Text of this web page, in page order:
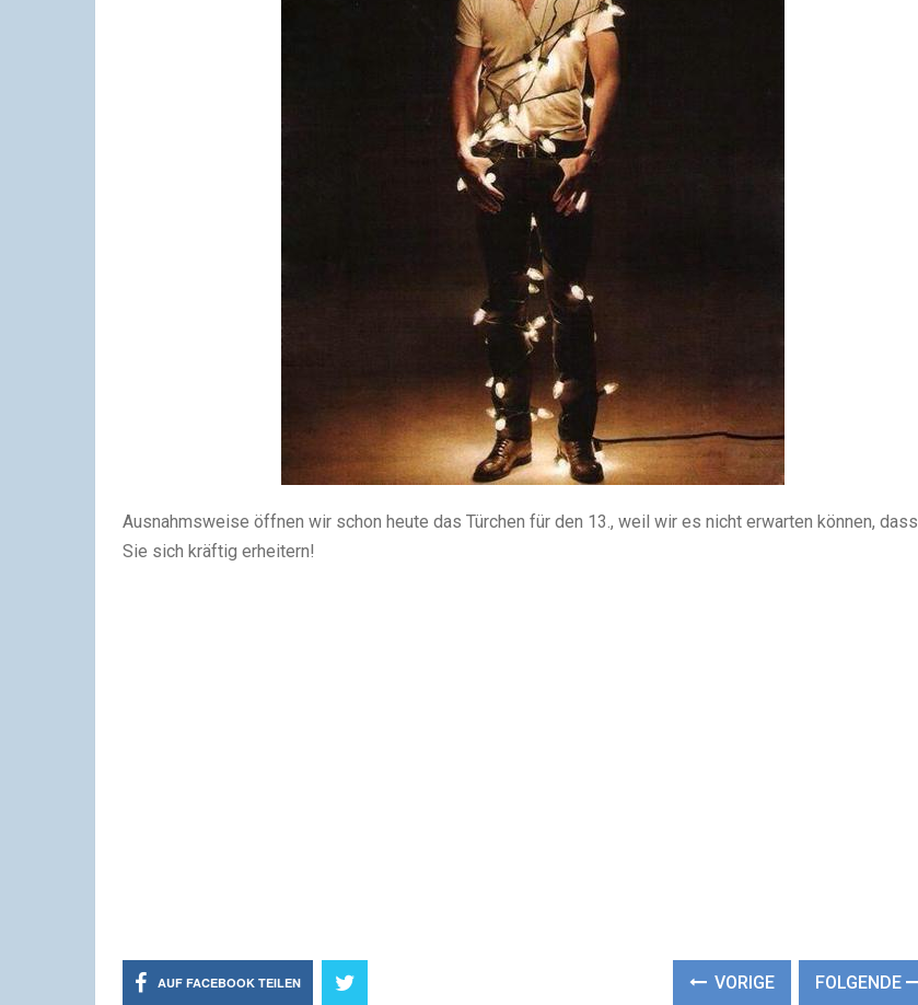
Ausnahmsweise öffnen wir schon heute das Türchen für den 13., weil wir es nicht erwarten können, dass
Sie sich kräftig erheitern!
AUF FACEBOOK TEILEN VORIGE FOLGENDE